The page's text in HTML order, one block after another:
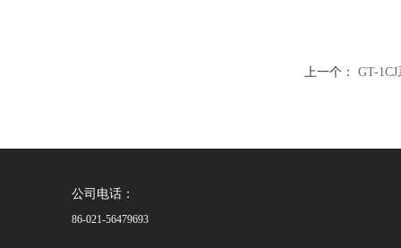
上一个： GT-
公司电话：
86-021-56479693